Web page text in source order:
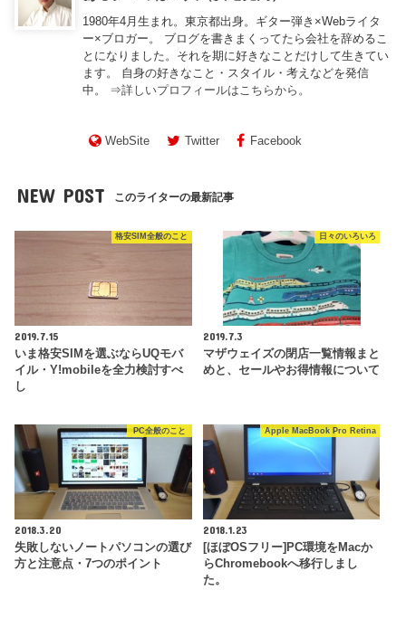
1980年4月生まれ。東京都出身。ギター弾き×Webライタ
ー×ブロガー。 ブログを書きまくってたら会社を辞めるこ
とになりました。それを期に好きなことだけして生きてい
ます。 自身の好きなこと・スタイル・考えなどを発信
中。 ⇒詳しいプロフィールはこちらから。
WebSite Twitter Facebook
NEW POST このライターの最新記事
格安SIM全般のこと
2019.7.15
いま格安SIMを選ぶならUQモバ
イル・Y!mobileを全力検討すべ
し
日々のいろいろ
2019.7.3
マザウェイズの閉店一覧情報まと
めと、セールやお得情報について
PC全般のこと
2018.3.20
失敗しないノートパソコンの選び
方と注意点・7つのポイント
Apple MacBook Pro Retina
2018.1.23
[ほぼOSフリー]PC環境をMacか
らChromebookへ移行しまし
た。